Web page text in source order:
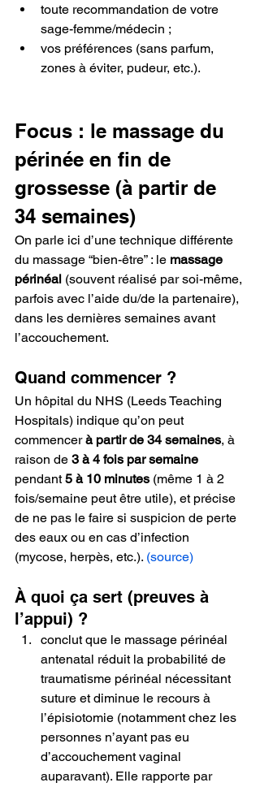
toute recommandation de votre
sage-femme/médecin ;
vos préférences (sans parfum,
zones à éviter, pudeur, etc.).
Focus : le massage du
périnée en fin de
grossesse (à partir de
34 semaines)
On parle ici d’une technique différente
du massage “bien-être” : le massage
périnéal (souvent réalisé par soi-même,
parfois avec l’aide du/de la partenaire),
dans les dernières semaines avant
l’accouchement.
Quand commencer ?
Un hôpital du NHS (Leeds Teaching
Hospitals) indique qu’on peut
commencer à partir de 34 semaines, à
raison de 3 à 4 fois par semaine
pendant 5 à 10 minutes (même 1 à 2
fois/semaine peut être utile), et précise
de ne pas le faire si suspicion de perte
des eaux ou en cas d’infection
(mycose, herpès, etc.). (source)
À quoi ça sert (preuves à
l’appui) ?
conclut que le massage périnéal
antenatal réduit la probabilité de
traumatisme périnéal nécessitant
suture et diminue le recours à
l’épisiotomie (notamment chez les
personnes n’ayant pas eu
d’accouchement vaginal
auparavant). Elle rapporte par